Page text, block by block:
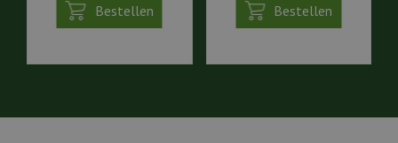
Bestellen Bestellen